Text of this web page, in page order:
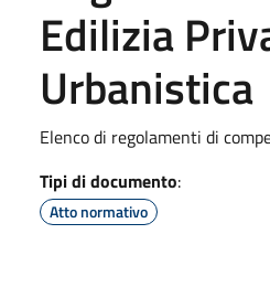
Edilizia
Urbanistica
Elenco di regolamenti di
Tipi di documento:
Atto normativo